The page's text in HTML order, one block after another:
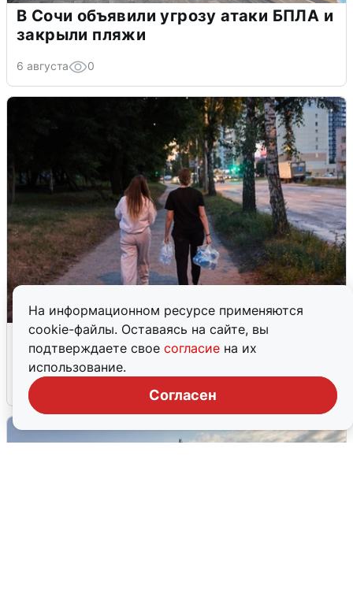
На информационном ресурсе применяются
cookie-файлы. Оставаясь на сайте, вы
подтверждаете свое согласие на их
использование.
Согласен
В Сочи объявили угрозу атаки БПЛА и
закрыли пляжи
6 августа 0
Опубликована карта отключений
воды в Воронеже
6 августа